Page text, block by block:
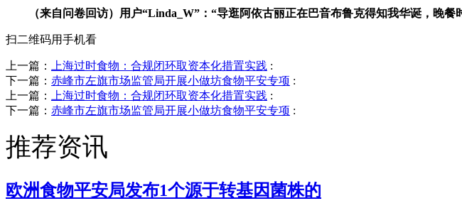
（来自问卷回访）用户“Linda_W”：“导逛阿依古丽正在巴音布鲁克得知我华诞，晚餐
扫二维码用手机看
上一篇： 上海过时食物：合规闭环取资本化措置实践 :
下一篇： 赤峰市左旗市场监管局开展小做坊食物平安专项 :
上一篇：
上海过时食物：合规闭环取资本化措置实践 :
下一篇： 赤峰市左旗市场监管局开展小做坊食物平安专项 :
推荐资讯
欧洲食物平安局发布1个源于转基因菌株的